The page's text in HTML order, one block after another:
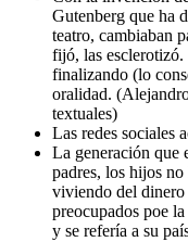
Gutenberg que ha
teatro, cambiaban
fijó, las esclerotizó.
finalizando (lo
oralidad.
textuales)
Las redes sociales
La generación que
padres, los hijos
viviendo del dinero
preocupados poe
y se refería a su